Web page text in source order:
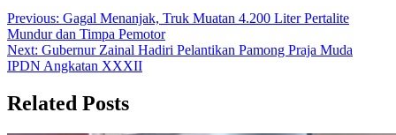
Previous: Gagal Menanjak, Truk Muatan 4.200 Liter Pertalite
Mundur dan Timpa Pemotor
Next: Gubernur Zainal Hadiri Pelantikan Pamong Praja Muda
IPDN Angkatan XXXII
Related Posts